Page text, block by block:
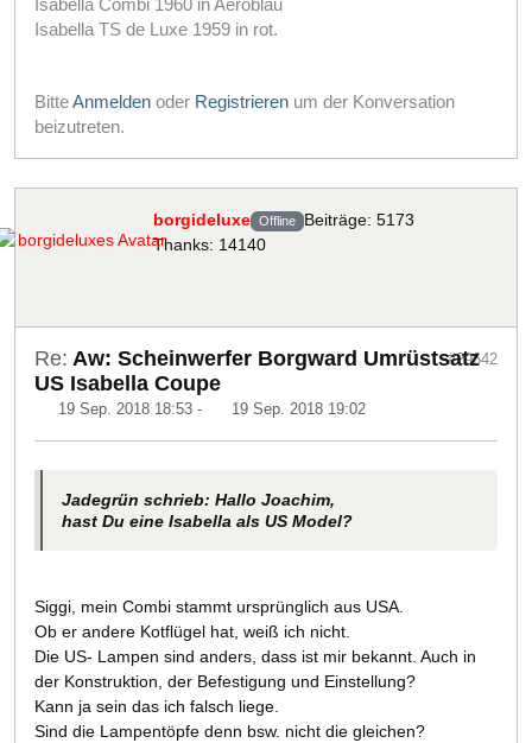
Isabella Combi 1960 in Aeroblau
Isabella TS de Luxe 1959 in rot.
BitteAnmelden oder Registrieren um der Konversation
beizutreten.
borgideluxe Offline Beiträge: 5173
Thanks: 14140
Re: Aw: Scheinwerfer Borgward Umrüstsatz
US Isabella Coupe
19 Sep. 2018 18:53 - 19 Sep. 2018 19:02
#29642
Jadegrün schrieb: Hallo Joachim,
hast Du eine Isabella als US Model?
Siggi, mein Combi stammt ursprünglich aus USA.
Ob er andere Kotflügel hat, weiß ich nicht.
Die US- Lampen sind anders, dass ist mir bekannt. Auch in
der Konstruktion, der Befestigung und Einstellung?
Kann ja sein das ich falsch liege.
Sind die Lampentöpfe denn bsw. nicht die gleichen?